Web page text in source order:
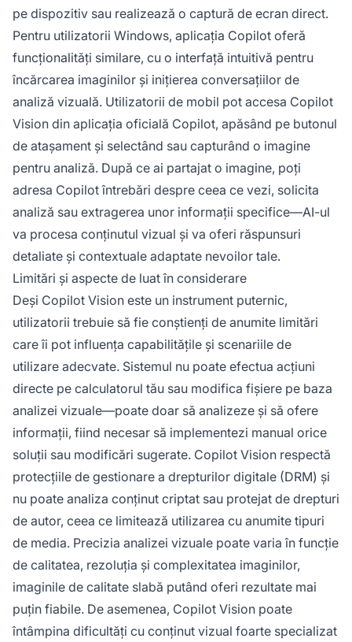
pe dispozitiv sau realizează o captură de ecran direct.
Pentru utilizatorii Windows, aplicația Copilot oferă
funcționalități similare, cu o interfață intuitivă pentru
încărcarea imaginilor și inițierea conversațiilor de
analiză vizuală. Utilizatorii de mobil pot accesa Copilot
Vision din aplicația oficială Copilot, apăsând pe butonul
de atașament și selectând sau capturând o imagine
pentru analiză. După ce ai partajat o imagine, poți
adresa Copilot întrebări despre ceea ce vezi, solicita
analiză sau extragerea unor informații specifice—AI-ul
va procesa conținutul vizual și va oferi răspunsuri
detaliate și contextuale adaptate nevoilor tale.
Limitări și aspecte de luat în considerare
Deși Copilot Vision este un instrument puternic,
utilizatorii trebuie să fie conștienți de anumite limitări
care îi pot influența capabilitățile și scenariile de
utilizare adecvate. Sistemul nu poate efectua acțiuni
directe pe calculatorul tău sau modifica fișiere pe baza
analizei vizuale—poate doar să analizeze și să ofere
informații, fiind necesar să implementezi manual orice
soluții sau modificări sugerate. Copilot Vision respectă
protecțiile de gestionare a drepturilor digitale (DRM) și
nu poate analiza conținut criptat sau protejat de drepturi
de autor, ceea ce limitează utilizarea cu anumite tipuri
de media. Precizia analizei vizuale poate varia în funcție
de calitatea, rezoluția și complexitatea imaginilor,
imaginile de calitate slabă putând oferi rezultate mai
puțin fiabile. De asemenea, Copilot Vision poate
întâmpina dificultăți cu conținut vizual foarte specializat